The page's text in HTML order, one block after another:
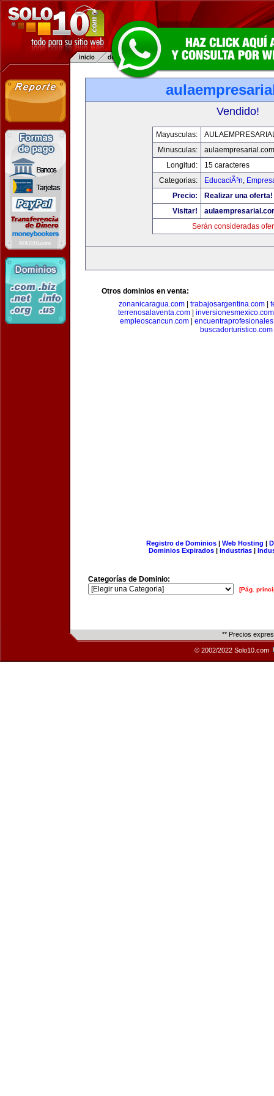
Vendido!
Mayusculas:
Minusculas:
aulaempresarial.com
Longitud:
15 caracteres
Categorias:
EducaciÃ³n,
Precio:
Realizar una oferta!
Visitar!
Serán consideradas
Otros dominios en venta:
zonanicaragua.com
trabajosargentina.com
terrenosalaventa.com| inversionesmexico.com
empleoscancun.com
buscadorturistico.com
Registro de Dominios| Web Hosting |
Dominios Expirados | Industrias |
Categorías de Dominio:
[Pág.
** Precios
© 2002/2022 Solo10.com